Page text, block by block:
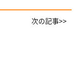
次の記事>>